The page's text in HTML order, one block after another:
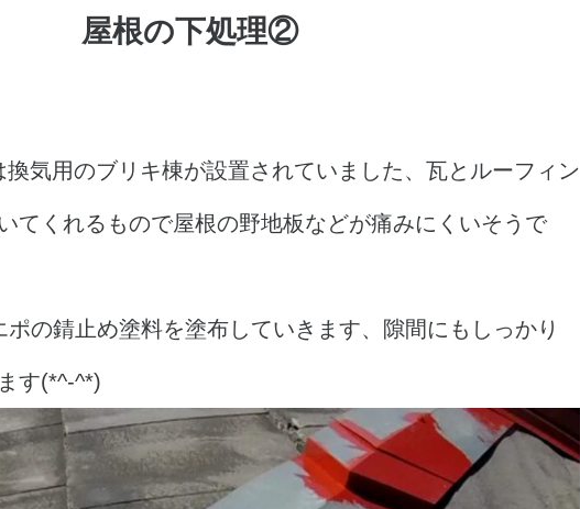
屋根の下処理②
換気用のブリキ棟が設置されていました、瓦とルーフィン
てくれるもので屋根の野地板などが痛みにくいそうで
ポの錆止め塗料を塗布していきます、隙間にもしっかり
す(*^-^*)